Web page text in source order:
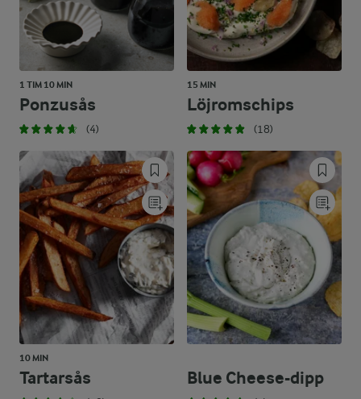
1 TIM 10 MIN
Ponzusås
(4)
15 MIN
Löjromschips
(18)
10 MIN
Tartarsås Blue Cheese-dipp